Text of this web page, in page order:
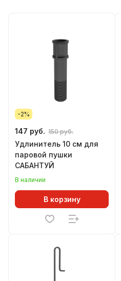
-2%
147 руб. 150 руб.
Удлинитель 10 см для
паровой пушки
САБАНТУЙ
В наличии
В корзину